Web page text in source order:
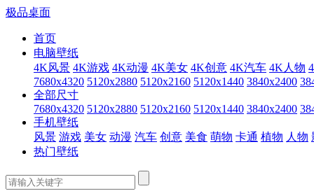
极品桌面
首页
电脑壁纸
4K风景 4K游戏 4K动漫 4K美女 4K创意 4K汽车 4K人物
7680x4320 5120x2880 5120x2160 5120x1440 3840x2400
全部尺寸
7680x4320 5120x2880 5120x2160 5120x1440 3840x2400
手机壁纸
风景 游戏 美女 动漫 汽车 创意 美食 萌物 卡通 植物 人物
热门壁纸